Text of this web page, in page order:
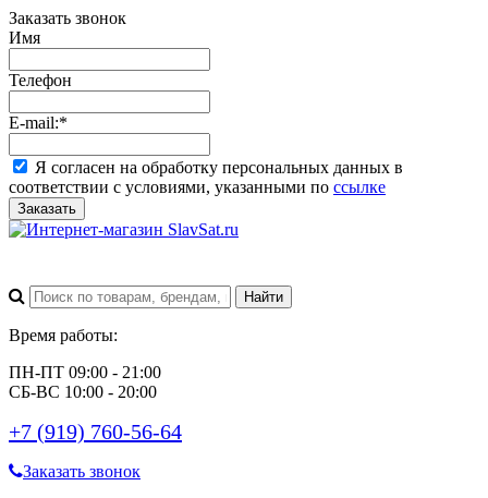
Заказать звонок
Имя
Телефон
E-mail:*
Я согласен на обработку персональных данных в
соответствии с условиями, указанными по ссылке
Заказать
Время работы:
ПН-ПТ 09:00 - 21:00
СБ-ВС 10:00 - 20:00
+7 (919) 760-56-64
Заказать звонок